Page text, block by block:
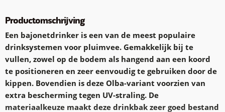
Productomschrijving
Een bajonetdrinker is een van de meest populaire
drinksystemen voor pluimvee. Gemakkelijk bij te
vullen, zowel op de bodem als hangend aan een koord
te positioneren en zeer eenvoudig te gebruiken door de
kippen. Bovendien is deze Olba-variant voorzien van
extra bescherming tegen UV-straling. De
materiaalkeuze maakt deze drinkbak zeer goed bestand